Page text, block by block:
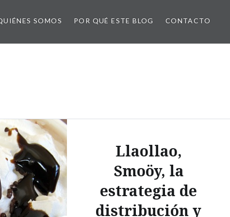
SOMOS POR QUÉ ESTE BLOG CONTACTO
Llaollao,
Smoöy, la
estrategia de
distribución y